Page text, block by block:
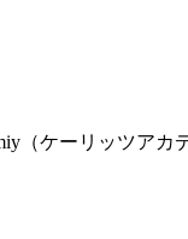
（ケーリッツア